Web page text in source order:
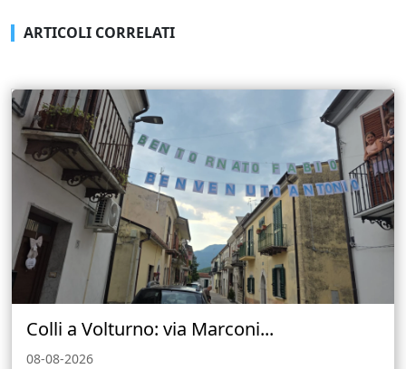
ARTICOLI CORRELATI
Colli a Volturno: via Marconi...
08-08-2026